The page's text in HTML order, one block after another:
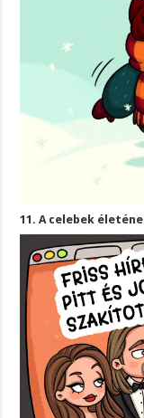
11. A celebek